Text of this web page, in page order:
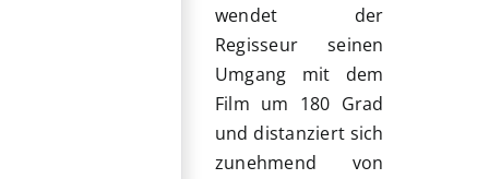
wendet der
Regisseur seinen
Umgang mit dem
Film um 180 Grad
und distanziert sich
zunehmend von